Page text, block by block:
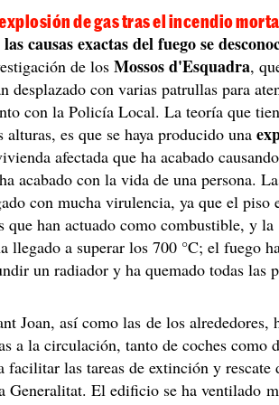
de gas tras el incendio
las causas exactas del fuego se
de losMossos d'Esquadra,
desplazado con varias patrullas para
con la Policía Local. La teoría que
alturas, es que se haya producido una
afectada que ha acabado
acabado con la vida de una persona.
con mucha virulencia, ya que el piso
que han actuado como combustible, y la
llegado a superar los 700 °C; el fuego
un radiador y ha quemado todas las
Joan, así como las de los alrededores,
a la circulación, tanto de coches como
facilitar las tareas de extinción y rescate
Generalitat. El edificio se ha ventilado